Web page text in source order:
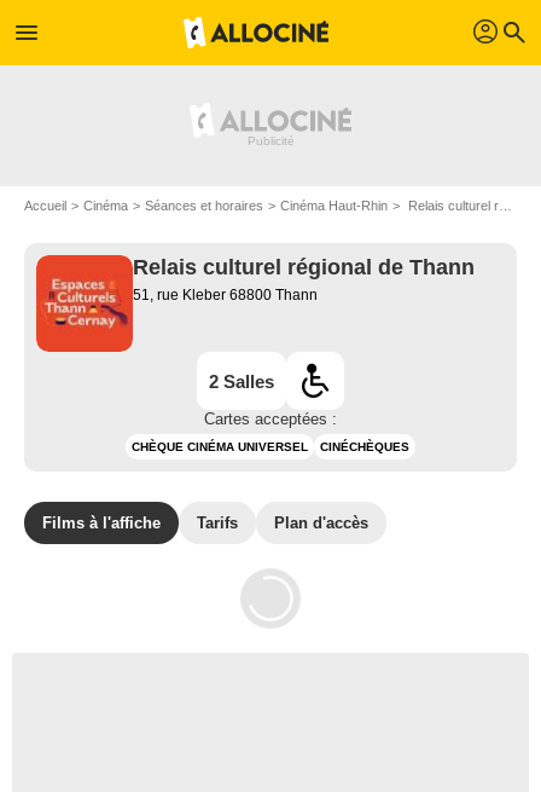
menu profil search
Accueil Cinéma Séances et horaires Cinéma Haut-Rhin Relais culturel régional de Thann à Thann
Relais culturel régional de Thann
51, rue Kleber 68800 Thann
2 Salles
Cartes acceptées :
CHÈQUE CINÉMA UNIVERSEL CINÉCHÈQUES
Films à l'affiche Tarifs Plan d'accès